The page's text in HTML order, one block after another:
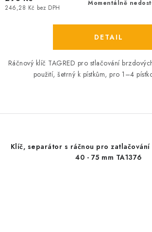
Momentálně
246,28 Kč bez DPH
Ráčnový klíč TAGRED pro stlačování
použití, šetrný k pístkům, pro 1–4
Klíč, separátor s ráčnou pro
40 - 75 mm TA1376